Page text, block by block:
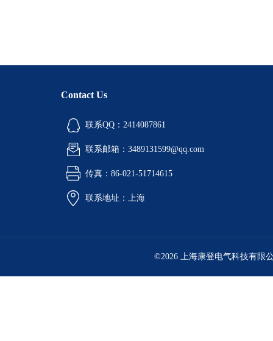
Contact Us
联系QQ：2414087861
联系邮箱：3489131599@qq.com
传真：86-021-51714615
联系地址：上海
©2026 上海康登电气科技有限